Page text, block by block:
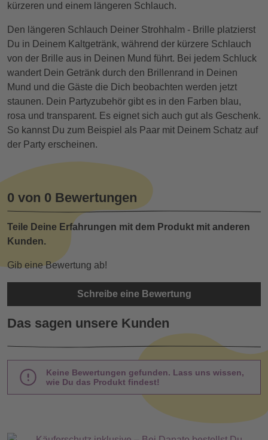
kürzeren und einem längeren Schlauch.
Den längeren Schlauch Deiner Strohhalm - Brille platzierst
Du in Deinem Kaltgetränk, während der kürzere Schlauch
von der Brille aus in Deinen Mund führt. Bei jedem Schluck
wandert Dein Getränk durch den Brillenrand in Deinen
Mund und die Gäste die Dich beobachten werden jetzt
staunen. Dein Partyzubehör gibt es in den Farben blau,
rosa und transparent. Es eignet sich auch gut als Geschenk.
So kannst Du zum Beispiel als Paar mit Deinem Schatz auf
der Party erscheinen.
0 von 0 Bewertungen
Teile Deine Erfahrungen mit dem Produkt mit anderen
Kunden.
Gib eine Bewertung ab!
Schreibe eine Bewertung
Das sagen unsere Kunden
Keine Bewertungen gefunden. Lass uns wissen,
wie Du das Produkt findest!